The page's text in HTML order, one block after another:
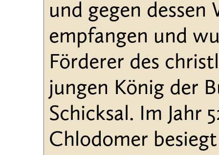
und gegen
empfangen und
Förderer des
jungen König der
Schicksal. Im Jahr
Chlodomer